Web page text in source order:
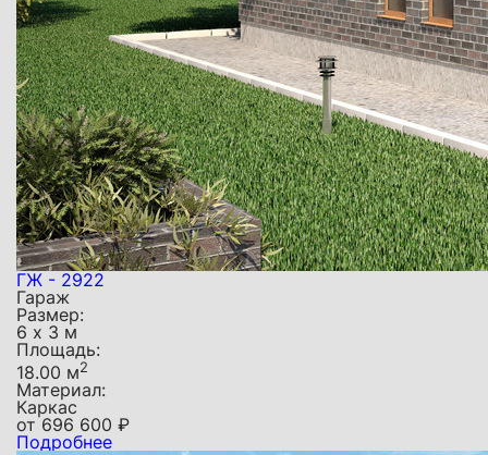
ГЖ - 2922
Гараж
Размер:
6 х 3 м
Площадь:
18.00 м2
Материал:
Каркас
от696 600 ₽
Подробнее